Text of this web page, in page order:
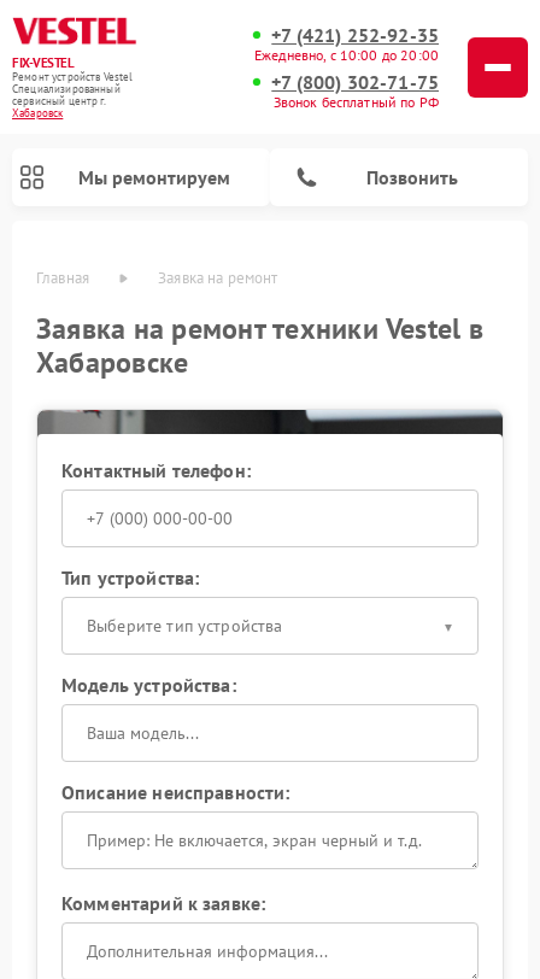
FIX-VESTEL
Ремонт устройств Vestel
Специализированный
cервисный центр г.
Хабаровск
+7 (421) 252-92-35
Ежедневно, с 10:00 до 20:00
+7 (800) 302-71-75
Звонок бесплатный по РФ
Мы ремонтируем Позвонить
Главная Заявка на ремонт
Заявка на ремонт техники Vestel в
Хабаровске
Контактный телефон:
Тип устройства:
Выберите тип устройства
Модель устройства:
Описание неисправности:
Комментарий к заявке: